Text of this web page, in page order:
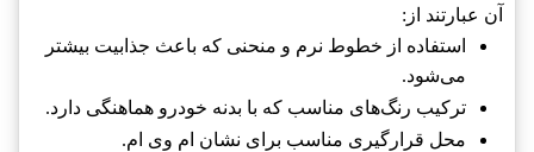
آن عبارتند از:
استفاده از خطوط نرم و منحنی که باعث جذابیت بیشتر
می‌شود.
ترکیب رنگ‌های مناسب که با بدنه خودرو هماهنگی دارد.
محل قرارگیری مناسب برای نشان ام وی ام.